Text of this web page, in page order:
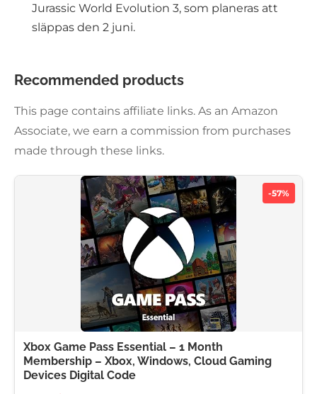
Jurassic World Evolution 3, som planeras att
släppas den 2 juni.
Recommended products
This page contains affiliate links. As an Amazon
Associate, we earn a commission from purchases
made through these links.
-57%
Xbox Game Pass Essential – 1 Month
Membership – Xbox, Windows, Cloud Gaming
Devices Digital Code